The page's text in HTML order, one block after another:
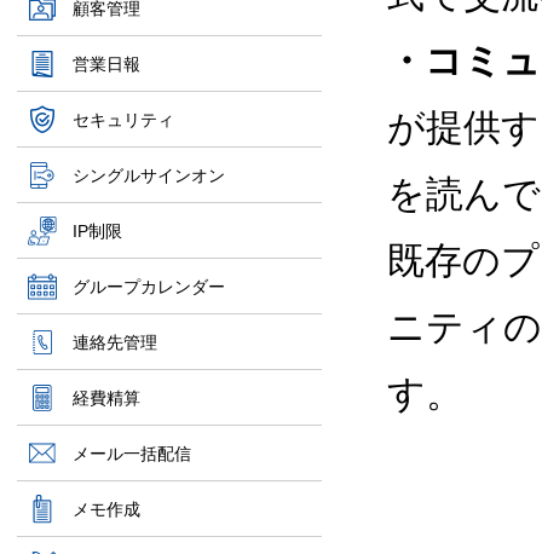
顧客管理
営業日報
セキュリティ
シングルサインオン
IP制限
グループカレンダー
連絡先管理
経費精算
メール一括配信
メモ作成
・コミ
が提供
を読ん
既存の
ニティ
す。